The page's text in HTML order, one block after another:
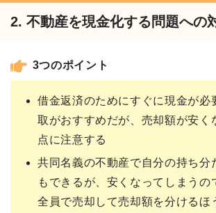
2. 不動産を現金化する問題への
3つのポイント
借金返済のためにすぐに現金が必
取がおすすめだが、売却額が安く
点に注意する
共同名義の不動産で自分の持ち分
もできるが、安くなってしまうの
全員で売却して売却額を分けるほ